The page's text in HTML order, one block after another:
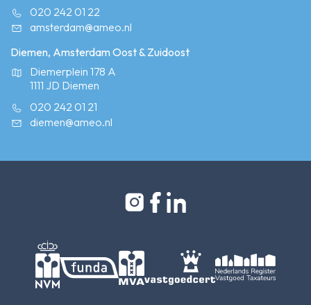
020 242 01 22
amsterdam@ameo.nl
Diemen, Amsterdam Oost & Zuidoost
Diemerplein 178 A
1111 JD Diemen
020 242 01 21
diemen@ameo.nl